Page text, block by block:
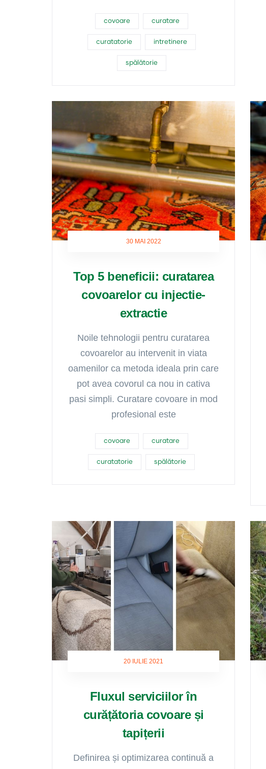
covoare curatare
curatatorie intretinere
spălătorie
30 MAI 2022
Top 5 beneficii: curatarea
covoarelor cu injectie-
extractie
Noile tehnologii pentru curatarea
covoarelor au intervenit in viata
oamenilor ca metoda ideala prin care
pot avea covorul ca nou in cativa
pasi simpli. Curatare covoare in mod
profesional este
covoare curatare
curatatorie spălătorie
20 IULIE 2021
Fluxul serviciilor în
curățătoria covoare și
tapițerii
Definirea și optimizarea continuă a